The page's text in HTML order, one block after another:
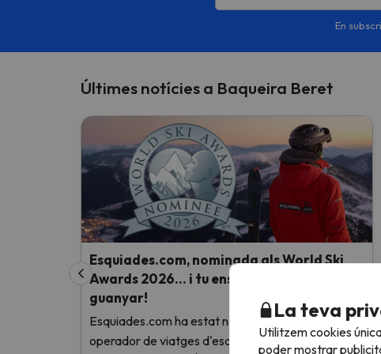
En
Últimes notícies a Baqueira Beret
Esquiades.com, nominada als World Ski
Awards 2026… i tu ens pots ajudar a
guanyar!
Esquiades.com ha estat nominada com el millor
operador de viatges d'esquí del món als World Ski
La teva
Utilitzem cookies
poder mostrar